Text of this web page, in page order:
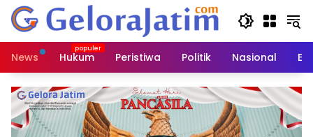
Langsung
konten
News
Hukum Peristiwa Politik Nasional